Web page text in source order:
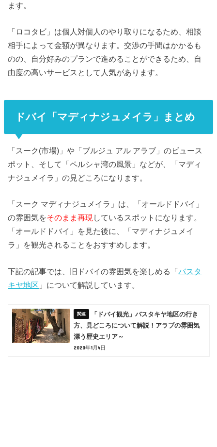
ます。
「ロコタビ」は個人対個人のやり取りになるため、相談
相手によって金額が異なります。交渉の手間はかかるも
のの、自分好みのプランで進めることができるため、自
由度の高いサービスとして人気があります。
ドバイ「マディナジュメイラ」まとめ
「スーク(市場)」や「ブルジュ アル アラブ」のビュース
ポット、そして「ペルシャ湾の風景」などが、「マディ
ナジュメイラ」の見どころになります。
「スーク マディナジュメイラ」は、「オールドドバイ」
の雰囲気をそのまま再現 しているスポットになります。
「オールドドバイ」を見た後に、「マディナジュメイ
ラ」を観光されることをおすすめします。
下記の記事では、旧ドバイの雰囲気を楽しめる「バスタ
キヤ地区 」について解説しています。
「ドバイ観光」バスタキヤ地区の行き
方、見どころについて解説！アラブの雰囲気
漂う歴史エリア～
2020年1月4日